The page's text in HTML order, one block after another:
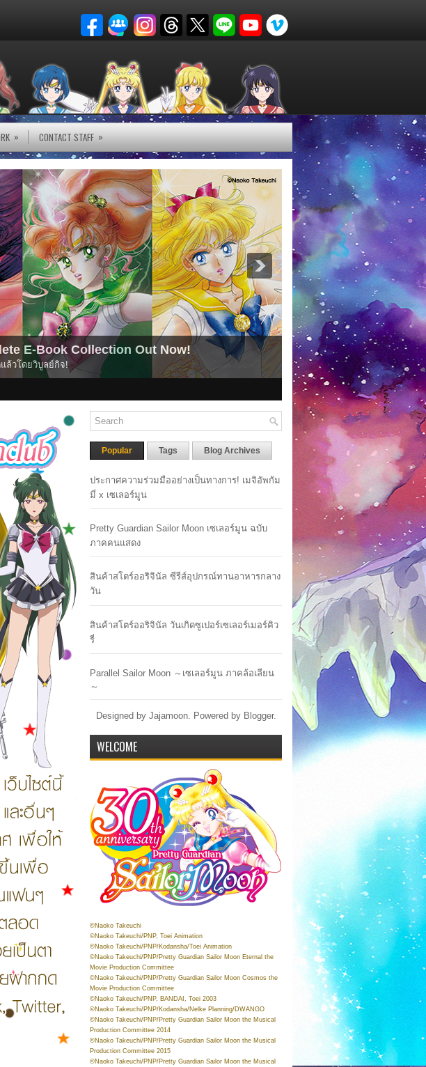
» CONTACT STAFF »
Streaming.
Popular Tags Blog Archives
ประกาศความร่วมมืออย่างเป็นทางการ! เมจิอัพกัม
มี่ x เซเลอร์มูน
Pretty Guardian Sailor Moon เซเลอร์มูน ฉบับ
ภาคคนแสดง
สินค้าสโตร์ออริจินัล ซีรีส์อุปกรณ์ทานอาหารกลาง
วัน
สินค้าสโตร์ออริจินัล วันเกิดซูเปอร์เซเลอร์เมอร์คิว
รี่
Parallel Sailor Moon ～เซเลอร์มูน ภาคล้อเลียน
～
Designed by Jajamoon. Powered by Blogger.
WELCOME
©Naoko Takeuchi
©Naoko Takeuchi/PNP, Toei Animation
©Naoko Takeuchi/PNP/Kodansha/Toei Animation
©Naoko Takeuchi/PNP/Pretty Guardian Sailor Moon Eternal the
Movie Production Committee
©Naoko Takeuchi/PNP/Pretty Guardian Sailor Moon Cosmos the
Movie Production Committee
©Naoko Takeuchi/PNP, BANDAI, Toei 2003
©Naoko Takeuchi/PNP/Kodansha/Nelke Planning/DWANGO
©Naoko Takeuchi/PNP/Pretty Guardian Sailor Moon the Musical
Production Committee 2014
©Naoko Takeuchi/PNP/Pretty Guardian Sailor Moon the Musical
Production Committee 2015
©Naoko Takeuchi/PNP/Pretty Guardian Sailor Moon the Musical